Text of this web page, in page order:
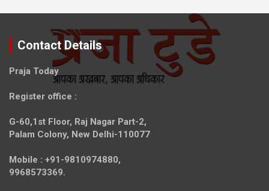
Contact Details
Praja Today
Register office :
G-60,1st Floor, Raj Nagar Part-2,
Palam Colony, New Delhi-110077
Mobile : +91-9810974880,
9968573369.